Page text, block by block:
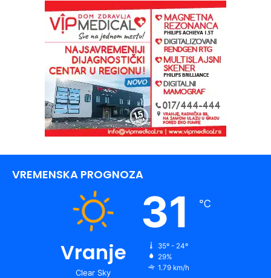
VREMENSKA PROGNOZA
Vranje
Clear Sky
31 ℃
35º - 24º
29%
1.79 km/h